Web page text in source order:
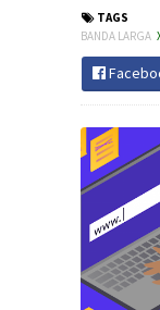
TAGS
BANDA LARGA